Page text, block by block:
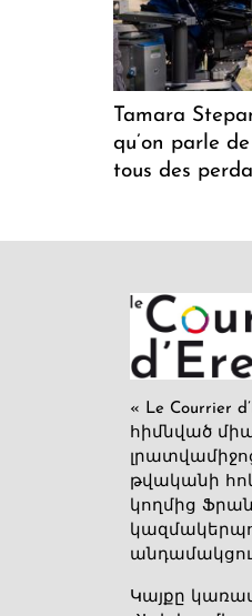
Tamara
qu’on parle
tous des
« Le Courrier
հիմնված
թվականի
կողմից
Կայքը